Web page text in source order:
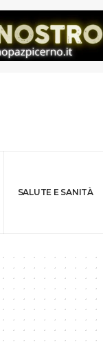
SALUTE E SANITÀ